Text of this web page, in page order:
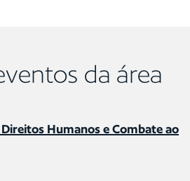
da área
Humanos e Combate ao